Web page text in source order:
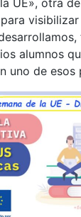
UE», otra
alumnos
uno de esos